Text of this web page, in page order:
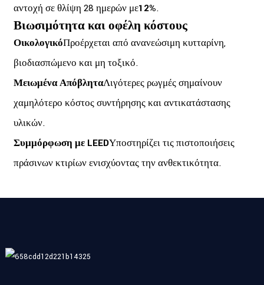
αντοχή σε θλίψη 28 ημερών με12%.
Βιωσιμότητα και οφέλη κόστους
ΟικολογικόΠροέρχεται από ανανεώσιμη κυτταρίνη,
βιοδιασπώμενο και μη τοξικό.
Μειωμένα ΑπόβληταΛιγότερες ρωγμές σημαίνουν
χαμηλότερο κόστος συντήρησης και αντικατάστασης
υλικών.
Συμμόρφωση με LEEDΥποστηρίζει τις πιστοποιήσεις
πράσινων κτιρίων ενισχύοντας την ανθεκτικότητα.